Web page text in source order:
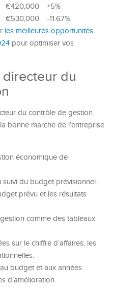
€420,000
+5%
€530,000
-11.67%
les meilleures opportunités
pour optimiser vos
directeur du
du contrôle de gestion
bonne marche de l’entreprise
économique de
suivi du budget prévisionnel.
prévu et les résultats
comme des tableaux
sur le chiffre d’affaires, les
budget et aux années
d’amélioration.